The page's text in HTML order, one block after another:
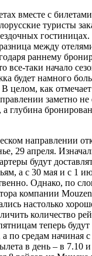
вместе с
туристы
между
раннему
все-таки начало
будет намного
целом, как
заметно не
глубина
направлении
29 апреля.
будут
а с 30 мая и с 1
Однако, по
компании
настолько
количество
теперь
по средам начиная с
в день – в 7.10